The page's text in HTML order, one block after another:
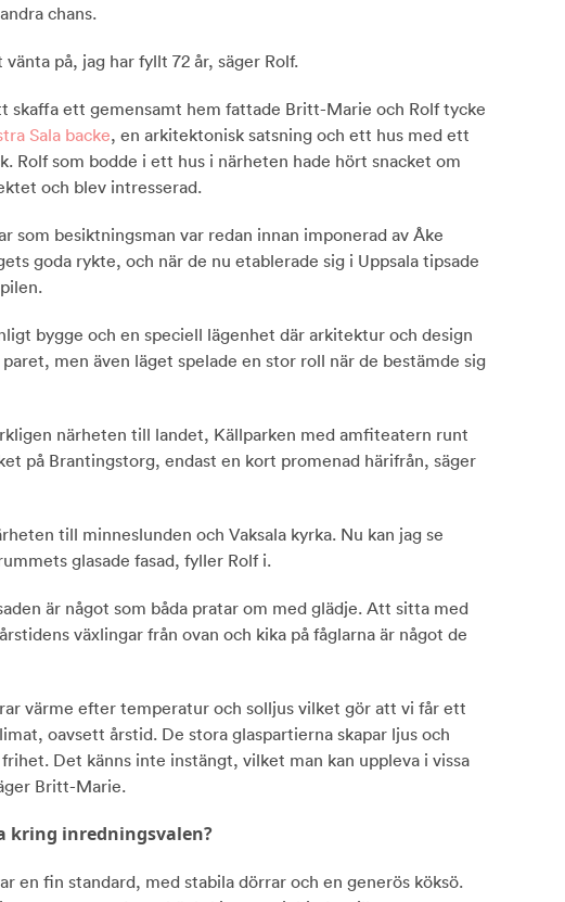
chans.
på, jag har fyllt 72 år, säger Rolf.
skaffa ett gemensamt hem fattade Britt-Marie och Rolf tycke
Sala backe, en arkitektonisk satsning och ett hus med ett
Rolf som bodde i ett hus i närheten hade hört snacket om
och blev intresserad.
som besiktningsman var redan innan imponerad av Åke
goda rykte, och när de nu etablerade sig i Uppsala tipsade
bygge och en speciell lägenhet där arkitektur och design
men även läget spelade en stor roll när de bestämde sig
närheten till landet, Källparken med amfiteatern runt
på Brantingstorg, endast en kort promenad härifrån, säger
till minneslunden och Vaksala kyrka. Nu kan jag se
glasade fasad, fyller Rolf i.
är något som båda pratar om med glädje. Att sitta med
växlingar från ovan och kika på fåglarna är något de
värme efter temperatur och solljus vilket gör att vi får ett
oavsett årstid. De stora glaspartierna skapar ljus och
frihet. Det känns inte instängt, vilket man kan uppleva i vissa
Britt-Marie.
kring inredningsvalen?
en fin standard, med stabila dörrar och en generös köksö.